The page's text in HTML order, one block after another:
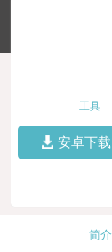
工具
安卓下载
简介